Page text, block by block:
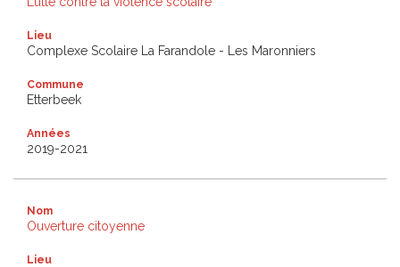
Lieu
Complexe Scolaire La Farandole - Les Maronniers
Commune
Etterbeek
Années
2019-2021
Nom
Ouverture citoyenne
Lieu